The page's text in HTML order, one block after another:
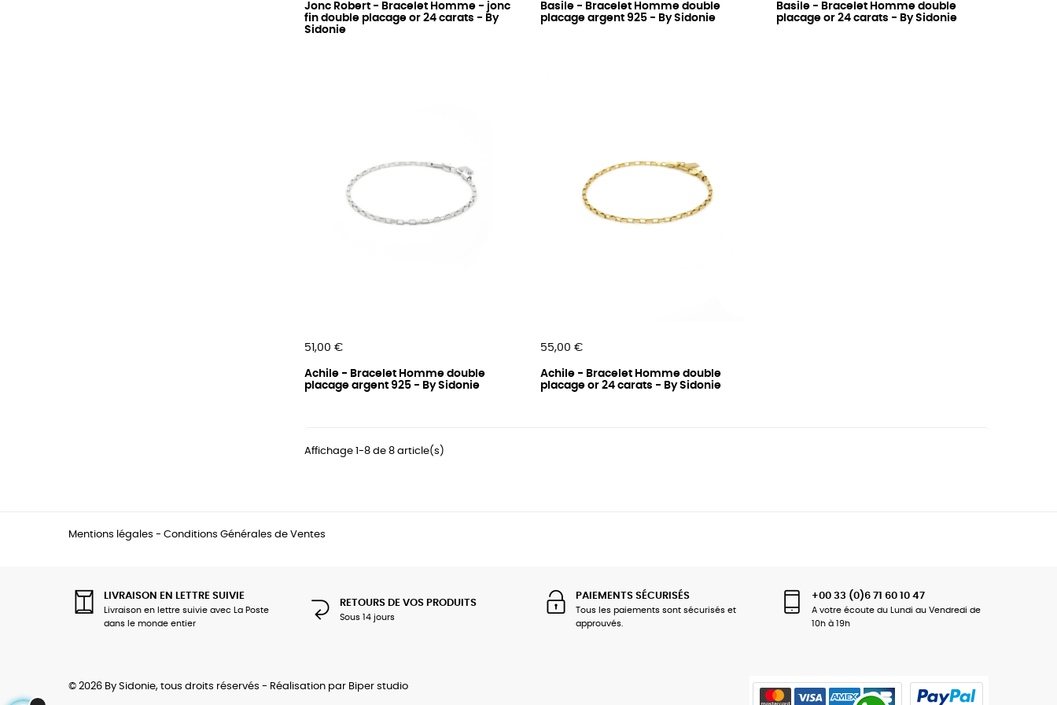
Jonc Robert - Bracelet Homme - jonc
fin double placage or 24 carats - By
Sidonie
Basile - Bracelet Homme double
placage argent 925 - By Sidonie
Basile - Bracelet Homme double
placage or 24 carats - By Sidonie
Prix
51,00 €
Achile - Bracelet Homme double
placage argent 925 - By Sidonie
Prix
55,00 €
Achile - Bracelet Homme double
placage or 24 carats - By Sidonie
Affichage 1-8 de 8 article(s)
Mentions légales - Conditions Générales de Ventes
LIVRAISON EN LETTRE SUIVIE
Livraison en lettre suivie avec La Poste
dans le monde entier
RETOURS DE VOS PRODUITS
Sous 14 jours
PAIEMENTS SÉCURISÉS
Tous les paiements sont sécurisés et
approuvés.
+00 33 (0)6 71 60 10 47
A votre écoute du Lundi au Vendredi de
10h à 19h
© 2026 By Sidonie, tous droits réservés - Réalisation par Biper studio